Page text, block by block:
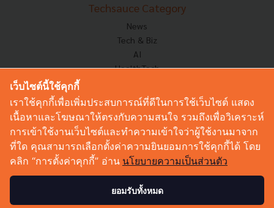
Techsauce Category
News
Tech & Biz
AI
HealthTech
Corp Innov
Saucy Thoughts
Sustainable
Videos
Podcast
เว็บไซต์นี้ใช้คุกกี้
เราใช้คุกกี้เพื่อเพิ่มประสบการณ์ที่ดีในการใช้เว็บไซต์ แสดง
เนื้อหาและโฆษณาให้ตรงกับความสนใจ รวมถึงเพื่อวิเคราะห์
การเข้าใช้งานเว็บไซต์และทำความเข้าใจว่าผู้ใช้งานมาจาก
ที่ใด คุณสามารถเลือกตั้งค่าความยินยอมการใช้คุกกี้ได้ โดย
คลิก “การตั้งค่าคุกกี้” อ่าน นโยบายความเป็นส่วนตัว
ยอมรับทั้งหมด